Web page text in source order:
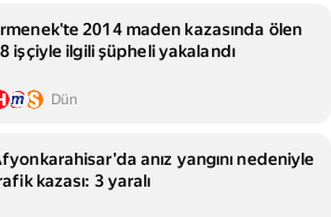
2014 maden kazasında ölen
işçiyle ilgili şüpheli yakalandı
Dün
anız yangını nedeniyle
kazası: 3 yaralı